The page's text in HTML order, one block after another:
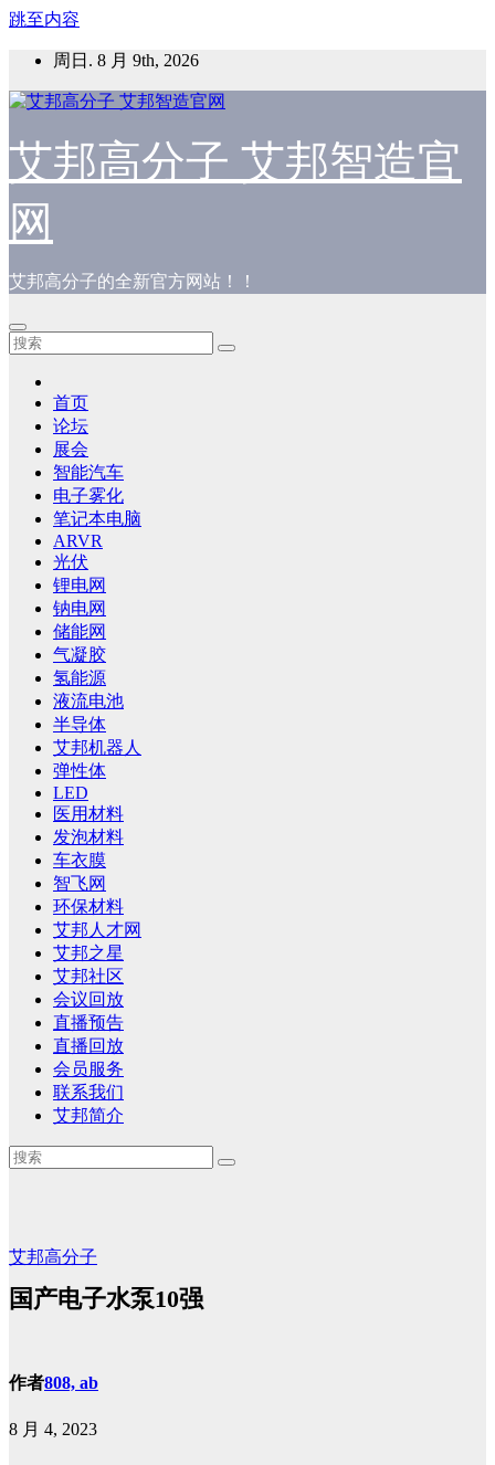
跳至内容
周日. 8 月 9th, 2026
艾邦高分子 艾邦智造官
网
艾邦高分子的全新官方网站！！
首页
论坛
展会
智能汽车
电子雾化
笔记本电脑
ARVR
光伏
锂电网
钠电网
储能网
气凝胶
氢能源
液流电池
半导体
艾邦机器人
弹性体
LED
医用材料
发泡材料
车衣膜
智飞网
环保材料
艾邦人才网
艾邦之星
艾邦社区
会议回放
直播预告
直播回放
会员服务
联系我们
艾邦简介
艾邦高分子
国产电子水泵10强
作者808, ab
8 月 4, 2023